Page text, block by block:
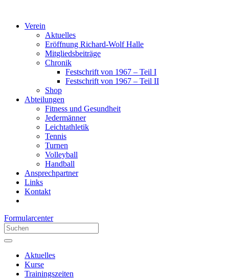
Verein
Aktuelles
Eröffnung Richard-Wolf Halle
Mitgliedsbeiträge
Chronik
Festschrift von 1967 – Teil I
Festschrift von 1967 – Teil II
Shop
Abteilungen
Fitness und Gesundheit
Jedermänner
Leichtathletik
Tennis
Turnen
Volleyball
Handball
Ansprechpartner
Links
Kontakt
Formularcenter
Aktuelles
Kurse
Trainingszeiten